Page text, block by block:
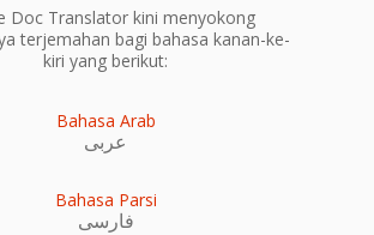
Doc Translator kini menyokong
terjemahan bagi bahasa kanan-ke-
kiri yang berikut:
Bahasa Arab
عربى
Bahasa Parsi
فارسی